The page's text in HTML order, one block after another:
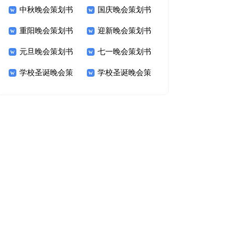
中秋晚会策划书 国庆晚会策划书
重阳晚会策划书 迎新晚会策划书
元旦晚会策划书 七一晚会策划书
学校圣诞晚会策 学校圣诞晚会策